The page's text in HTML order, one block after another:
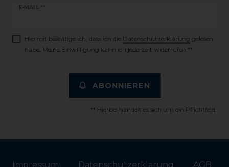
E-MAIL **
Newsletter
Hiermit bestätige ich, dass ich die Daten­schutz­erklärung gelesen
habe. Meine Einwilligung kann ich jederzeit widerrufen.**
ABONNIEREN
** Hierbei handelt es sich um ein Pflichtfeld.
Impressum Daten­schutz­erklärung AGB